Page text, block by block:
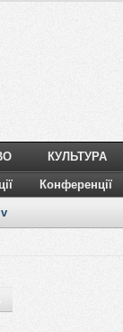
КУЛЬТУРА
Конференції